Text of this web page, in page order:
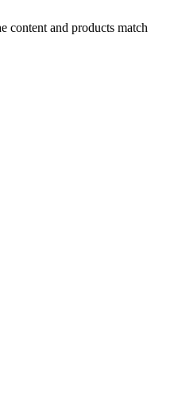
content and products match